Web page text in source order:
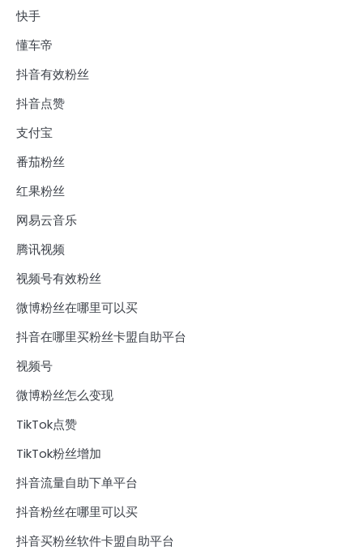
快手
懂车帝
抖音有效粉丝
抖音点赞
支付宝
番茄粉丝
红果粉丝
网易云音乐
腾讯视频
视频号有效粉丝
微博粉丝在哪里可以买
抖音在哪里买粉丝卡盟自助平台
视频号
微博粉丝怎么变现
TikTok点赞
TikTok粉丝增加
抖音流量自助下单平台
抖音粉丝在哪里可以买
抖音买粉丝软件卡盟自助平台